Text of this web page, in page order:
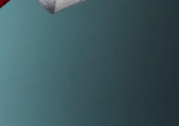
C